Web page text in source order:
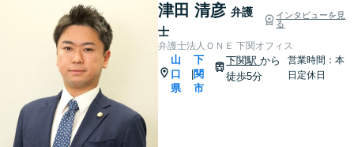
津田 清彦 弁護
士
インタビューを見
る
弁護士法人ＯＮＥ 下関オフィス
山
口
県
下
関
市
下関駅から
徒歩5分
営業時間：本
日定休日